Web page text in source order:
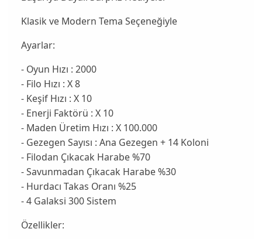
Klasik ve Modern Tema Seçeneğiyle
Ayarlar:
- Oyun Hızı : 2000
- Filo Hızı : X 8
- Keşif Hızı : X 10
- Enerji Faktörü : X 10
- Maden Üretim Hızı : X 100.000
- Gezegen Sayısı : Ana Gezegen + 14 Koloni
- Filodan Çıkacak Harabe %70
- Savunmadan Çıkacak Harabe %30
- Hurdacı Takas Oranı %25
- 4 Galaksi 300 Sistem
Özellikler: